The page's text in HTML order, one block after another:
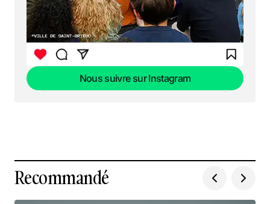
Nous suivre sur Instagram
Recommandé